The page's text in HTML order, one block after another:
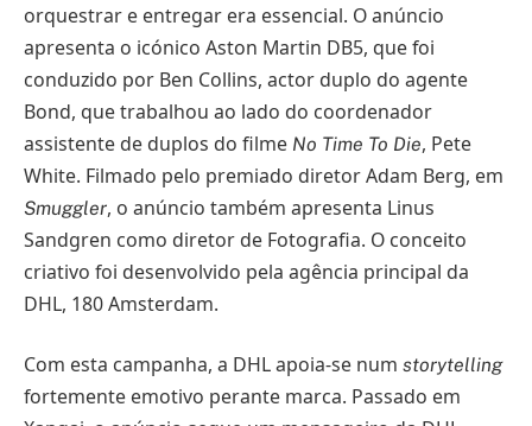
orquestrar e entregar era essencial. O anúncio
apresenta o icónico Aston Martin DB5, que foi
conduzido por Ben Collins, actor duplo do agente
Bond, que trabalhou ao lado do coordenador
assistente de duplos do filme No Time To Die, Pete
White. Filmado pelo premiado diretor Adam Berg, em
Smuggler, o anúncio também apresenta Linus
Sandgren como diretor de Fotografia. O conceito
criativo foi desenvolvido pela agência principal da
DHL, 180 Amsterdam.
Com esta campanha, a DHL apoia-se num storytelling
fortemente emotivo perante marca. Passado em